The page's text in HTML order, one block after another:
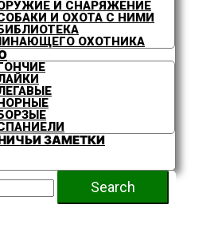
И СНАРЯЖЕНИЕ
И ОХОТА С НИМИ
ОХОТНИКА
ЗАМЕТКИ
Search